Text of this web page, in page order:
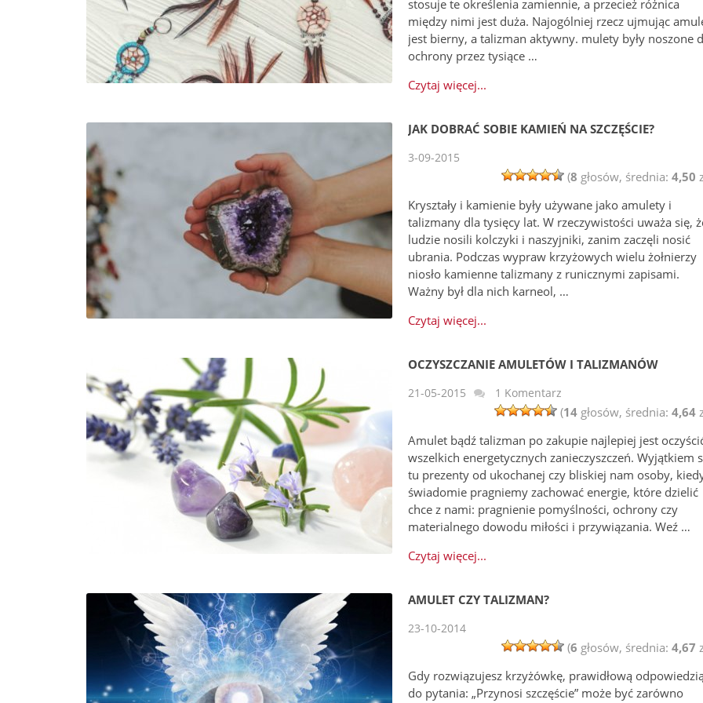
stosuje te określenia zamiennie, a przecież różnica
między nimi jest duża. Najogólniej rzecz ujmując
jest bierny, a talizman aktywny. mulety były noszone
ochrony przez tysiące …
Czytaj więcej...
JAK DOBRAĆ SOBIE KAMIEŃ NA SZCZĘŚCIE?
3-09-2015
(8 głosów, średnia:4,50
Kryształy i kamienie były używane jako amulety i
talizmany dla tysięcy lat. W rzeczywistości uważa się,
ludzie nosili kolczyki i naszyjniki, zanim zaczęli nosić
ubrania. Podczas wypraw krzyżowych wielu żołnierzy
niosło kamienne talizmany z runicznymi zapisami.
Ważny był dla nich karneol, …
Czytaj więcej...
OCZYSZCZANIE AMULETÓW I TALIZMANÓW
21-05-2015 1 Komentarz
(14 głosów, średnia:4,64
Amulet bądź talizman po zakupie najlepiej jest
wszelkich energetycznych zanieczyszczeń. Wyjątkiem
tu prezenty od ukochanej czy bliskiej nam osoby,
świadomie pragniemy zachować energie, które dzielić
chce z nami: pragnienie pomyślności, ochrony czy
materialnego dowodu miłości i przywiązania. Weź …
Czytaj więcej...
AMULET CZY TALIZMAN?
23-10-2014
(6 głosów, średnia:4,67
Gdy rozwiązujesz krzyżówkę, prawidłową
do pytania: „Przynosi szczęście” może być zarówno